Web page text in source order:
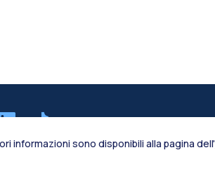
IT EN
informazioni sono disponibili alla pagina dell'